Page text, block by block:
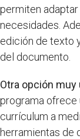
permiten
necesidades.
edición de texto
del documento.
Otra opción
programa ofrece
currículum a
herramientas de